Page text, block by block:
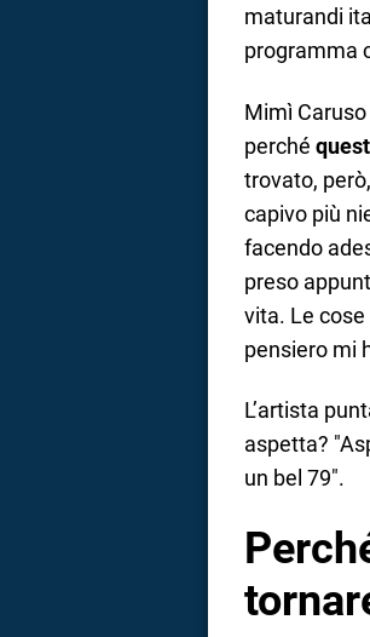
maturandi
programma
Mimì
perché
trovato,
capivo più
facendo
preso
vita. Le cose
pensiero mi
L’artista
aspetta?
un bel 79".